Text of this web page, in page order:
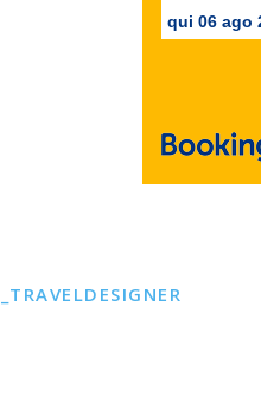
qui 06 ago